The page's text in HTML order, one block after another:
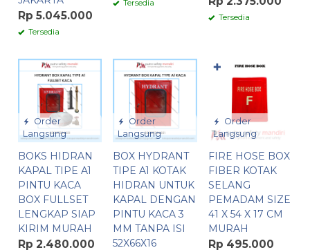
Rp 5.045.000
Tersedia
Tersedia
Tersedia
Order
Langsung
BOKS HIDRAN
KAPAL TIPE A1
PINTU KACA
BOX FULLSET
LENGKAP SIAP
KIRIM MURAH
Rp 2.480.000
Order
Langsung
BOX HYDRANT
TIPE A1 KOTAK
HIDRAN UNTUK
KAPAL DENGAN
PINTU KACA 3
MM TANPA ISI
52X66X16
Order
Langsung
FIRE HOSE BOX
FIBER KOTAK
SELANG
PEMADAM SIZE
41 X 54 X 17 CM
MURAH
Rp 495.000
✚